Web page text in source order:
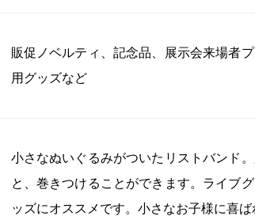
販促ノベルティ、記念品、展示会来場者
用グッズなど
小さなぬいぐるみがついたリストバンド
と、巻きつけることができます。ライブ
ッズにオススメです。小さなお子様に喜ば